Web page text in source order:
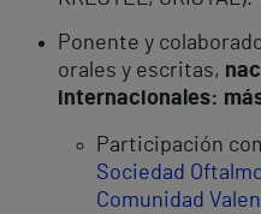
Ponente y
orales y escritas,
internacionales:
Participación
Sociedad
Comunidad